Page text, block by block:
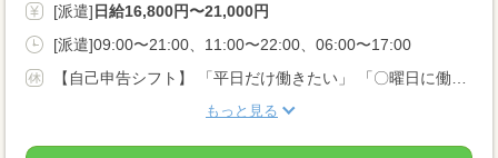
[派遣]日給16,800円〜21,000円
[派遣]09:00〜21:00、11:00〜22:00、06:00〜17:00
もっと見る